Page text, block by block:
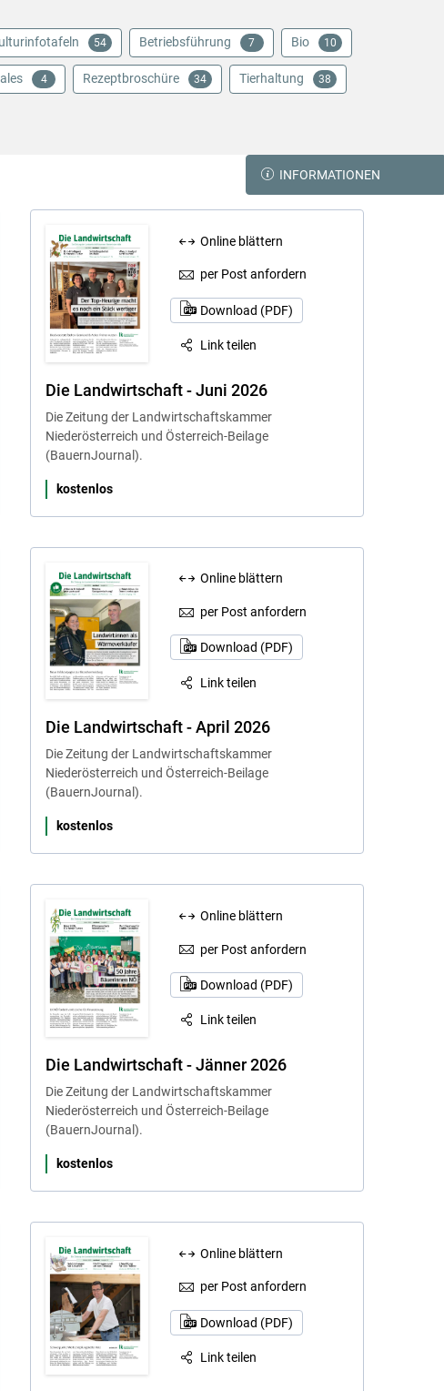
54 Betriebsführung 7 Bio 10
4 Rezeptbroschüre 34 Tierhaltung 38
INFORMATIONEN
Online blättern
per Post anfordern
Download (PDF)
Link teilen
Die Landwirtschaft - Juni 2026
Die Zeitung der Landwirtschaftskammer
Niederösterreich und Österreich-Beilage
(BauernJournal).
kostenlos
Online blättern
per Post anfordern
Download (PDF)
Link teilen
Die Landwirtschaft - April 2026
Die Zeitung der Landwirtschaftskammer
Niederösterreich und Österreich-Beilage
(BauernJournal).
kostenlos
Online blättern
per Post anfordern
Download (PDF)
Link teilen
Die Landwirtschaft - Jänner 2026
Die Zeitung der Landwirtschaftskammer
Niederösterreich und Österreich-Beilage
(BauernJournal).
kostenlos
Online blättern
per Post anfordern
Download (PDF)
Link teilen